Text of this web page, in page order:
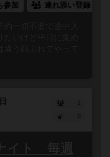
参加 連れ添い登録
約一切不要で途中入
いけど平日に集め
う顔ぶれでやって
1
イト 毎週